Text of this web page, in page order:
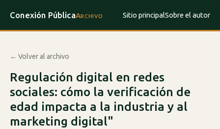
Conexión PúblicaArchivo Sitio principalSobre el autor
← Volver al archivo
Regulación digital en redes
sociales: cómo la verificación de
edad impacta a la industria y al
marketing digital"